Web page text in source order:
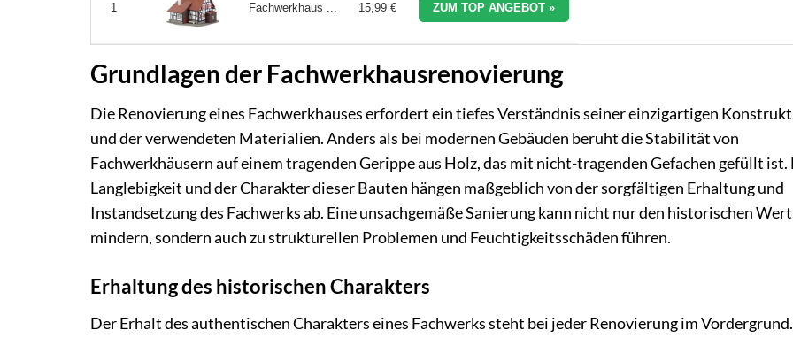
1 Fachwerkhaus ... 15,99 € ZUM TOP ANGEBOT »
Grundlagen der Fachwerkhausrenovierung
Die Renovierung eines Fachwerkhauses erfordert ein tiefes Verständnis seiner einzigartigen
und der verwendeten Materialien. Anders als bei modernen Gebäuden beruht die Stabilität von
Fachwerkhäusern auf einem tragenden Gerippe aus Holz, das mit nicht-tragenden Gefachen gefüllt ist.
Langlebigkeit und der Charakter dieser Bauten hängen maßgeblich von der sorgfältigen Erhaltung und
Instandsetzung des Fachwerks ab. Eine unsachgemäße Sanierung kann nicht nur den historischen Wert
mindern, sondern auch zu strukturellen Problemen und Feuchtigkeitsschäden führen.
Erhaltung des historischen Charakters
Der Erhalt des authentischen Charakters eines Fachwerks steht bei jeder Renovierung im